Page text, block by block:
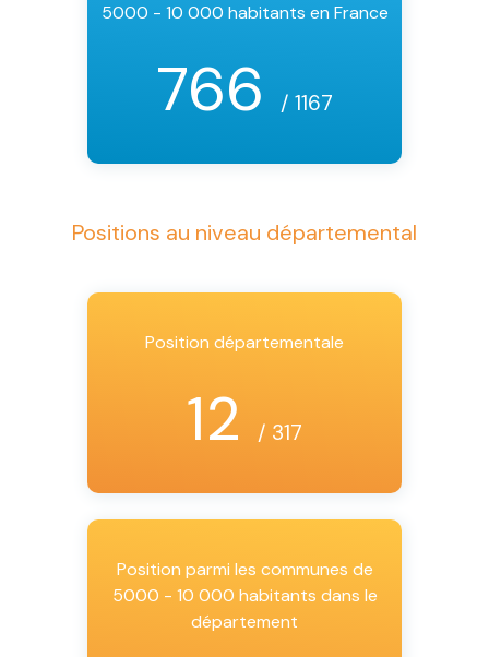
5000 - 10 000 habitants en France
766 / 1167
Positions au niveau départemental
Position départementale
12 / 317
Position parmi les communes de
5000 - 10 000 habitants dans le
département